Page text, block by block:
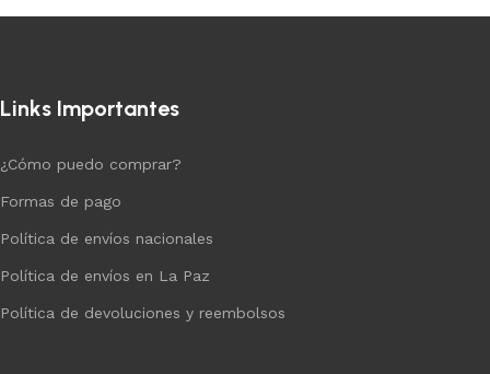
Links Importantes
¿Cómo puedo comprar?
Formas de pago
Política de envíos nacionales
Política de envíos en La Paz
Política de devoluciones y reembolsos